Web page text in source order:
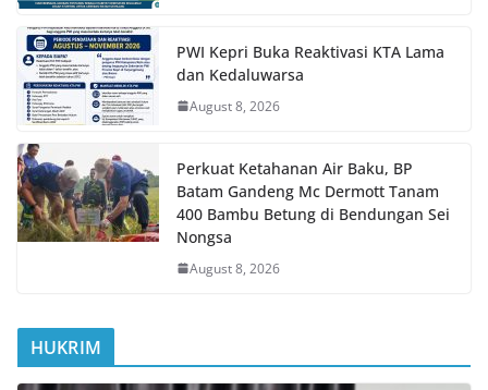
PWI Kepri Buka Reaktivasi KTA Lama
dan Kedaluwarsa
August 8, 2026
Perkuat Ketahanan Air Baku, BP
Batam Gandeng Mc Dermott Tanam
400 Bambu Betung di Bendungan Sei
Nongsa
August 8, 2026
HUKRIM